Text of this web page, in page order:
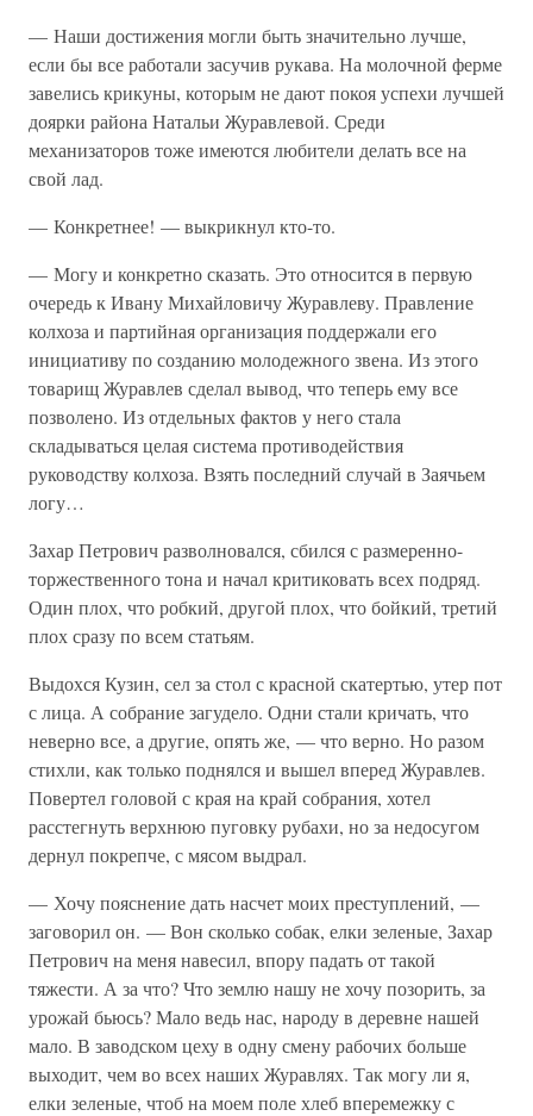
— Наши достижения могли быть значительно лучше,
если бы все работали засучив рукава. На молочной ферме
завелись крикуны, которым не дают покоя успехи лучшей
доярки района Натальи Журавлевой. Среди
механизаторов тоже имеются любители делать все на
свой лад.
— Конкретнее! — выкрикнул кто-то.
— Могу и конкретно сказать. Это относится в первую
очередь к Ивану Михайловичу Журавлеву. Правление
колхоза и партийная организация поддержали его
инициативу по созданию молодежного звена. Из этого
товарищ Журавлев сделал вывод, что теперь ему все
позволено. Из отдельных фактов у него стала
складываться целая система противодействия
руководству колхоза. Взять последний случай в Заячьем
логу…
Захар Петрович разволновался, сбился с размеренно-
торжественного тона и начал критиковать всех подряд.
Один плох, что робкий, другой плох, что бойкий, третий
плох сразу по всем статьям.
Выдохся Кузин, сел за стол с красной скатертью, утер пот
с лица. А собрание загудело. Одни стали кричать, что
неверно все, а другие, опять же, — что верно. Но разом
стихли, как только поднялся и вышел вперед Журавлев.
Повертел головой с края на край собрания, хотел
расстегнуть верхнюю пуговку рубахи, но за недосугом
дернул покрепче, с мясом выдрал.
— Хочу пояснение дать насчет моих преступлений, —
заговорил он. — Вон сколько собак, елки зеленые, Захар
Петрович на меня навесил, впору падать от такой
тяжести. А за что? Что землю нашу не хочу позорить, за
урожай бьюсь? Мало ведь нас, народу в деревне нашей
мало. В заводском цеху в одну смену рабочих больше
выходит, чем во всех наших Журавлях. Так могу ли я,
елки зеленые, чтоб на моем поле хлеб вперемежку с